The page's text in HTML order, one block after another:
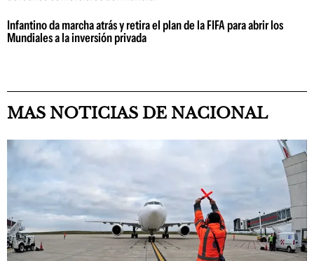
Infantino da marcha atrás y retira el plan de la FIFA para abrir los
Mundiales a la inversión privada
MAS NOTICIAS DE NACIONAL